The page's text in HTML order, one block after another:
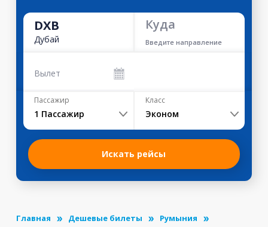
DXB
Дубай
Куда
Введите направление
Вылет
Пассажир
1 Пассажир
Класс
Эконом
Искать рейсы
Главная Дешевые билеты
Румыния